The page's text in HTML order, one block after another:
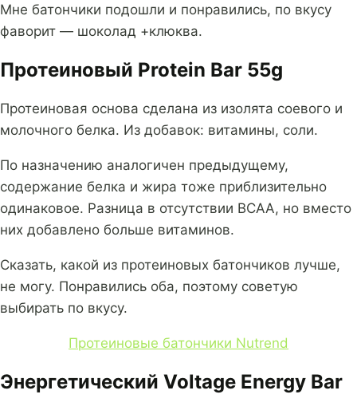
Мне батончики подошли и понравились, по вкусу
фаворит — шоколад +клюква.
Протеиновый Protein Bar 55g
Протеиновая основа сделана из изолята соевого и
молочного белка. Из добавок: витамины, соли.
По назначению аналогичен предыдущему,
содержание белка и жира тоже приблизительно
одинаковое. Разница в отсутствии BCAA, но вместо
них добавлено больше витаминов.
Сказать, какой из протеиновых батончиков лучше,
не могу. Понравились оба, поэтому советую
выбирать по вкусу.
Протеиновые батончики Nutrend
Энергетический Voltage Energy Bar